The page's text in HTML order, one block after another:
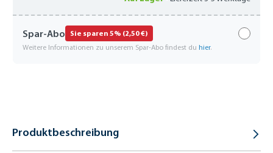
Spar-Abo Sie sparen 5% (2,50 €)
Weitere Informationen zu unserem Spar-Abo findest du hier.
Produktbeschreibung